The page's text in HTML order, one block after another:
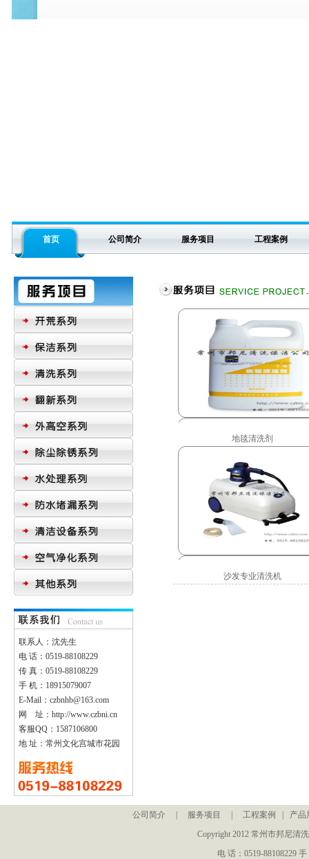
首页 公司简介 服务项目 工程案例
联系人：沈先生
电 话：0519-88108229
传 真：0519-88108229
手 机：18915079007
E-Mail：czbnhb@163.com
网 址：http://www.czbni.cn
客服QQ：1587106800
地 址：常州文化宫城市花园
地毯清洗剂
沙发专业清洗机
公司简介 服务项目 工程案例
产品
Copyright 2012 常州市邦尼清
电 话：0519-88108229